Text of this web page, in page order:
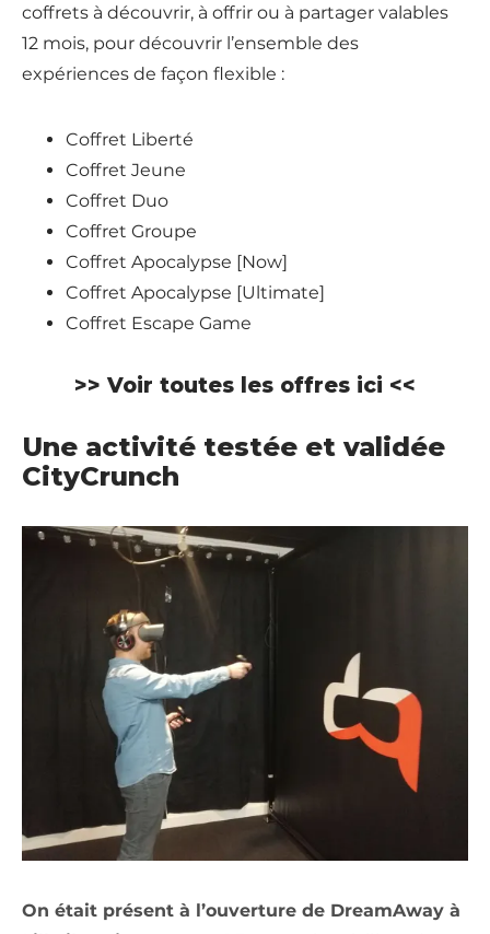
coffrets à découvrir, à offrir ou à partager valables
12 mois, pour découvrir l’ensemble des
expériences de façon flexible :
Coffret Liberté
Coffret Jeune
Coffret Duo
Coffret Groupe
Coffret Apocalypse [Now]
Coffret Apocalypse [Ultimate]
Coffret Escape Game
>> Voir toutes les offres ici <<
Une activité testée et validée
CityCrunch
On était présent à l’ouverture de DreamAway à